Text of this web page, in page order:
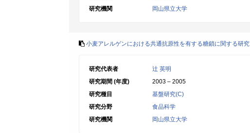
研究機関
岡山県立大学
小麦アレルゲンにおける共通抗原性を有する糖鎖に関する研究
研究代表者
辻 英明
研究期間 (年度)
2003 – 2005
研究種目
基盤研究(C)
研究分野
食品科学
研究機関
岡山県立大学